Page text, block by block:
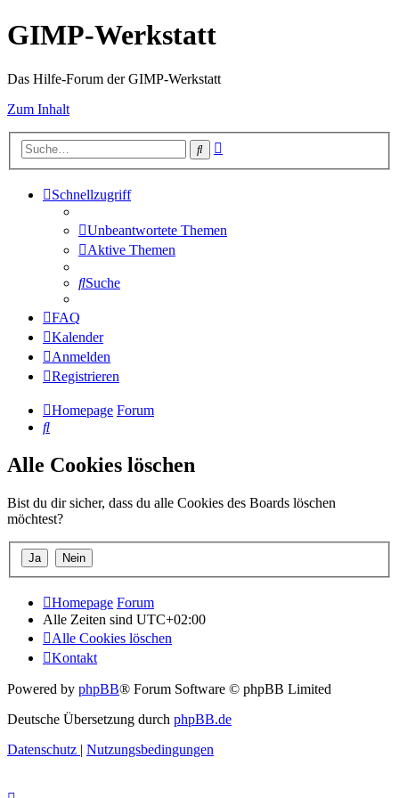
GIMP-Werkstatt
Das Hilfe-Forum der GIMP-Werkstatt
Zum Inhalt
Suche
Schnellzugriff
Unbeantwortete Themen
Aktive Themen
Suche
FAQ
Kalender
Anmelden
Registrieren
Homepage Forum
Suche
Alle Cookies löschen
Bist du dir sicher, dass du alle Cookies des Boards löschen
möchtest?
Homepage Forum
Alle Zeiten sind UTC+02:00
Alle Cookies löschen
Kontakt
Powered by phpBB® Forum Software © phpBB Limited
Deutsche Übersetzung durch phpBB.de
Datenschutz | Nutzungsbedingungen